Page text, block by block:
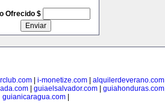
Ofrecido $
| i-monetize.com| alquilerdeverano.com|
guiaelsalvador.com guiahonduras.com
guianicaragua.com|